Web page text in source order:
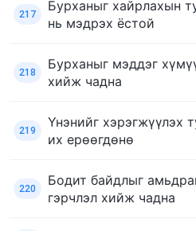
217
Бурханыг хайрлахын
нь мэдрэх ёстой
218
Бурханыг мэддэг
хийж чадна
219
Үнэнийг хэрэгжүүлэх
их ерөөгдөнө
220
Бодит байдлыг
гэрчлэл хийж чадна